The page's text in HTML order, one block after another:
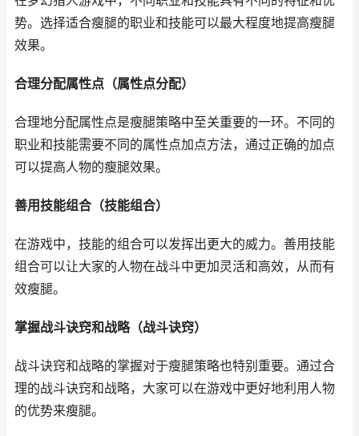
势。选择适合瘦腿的职业和技能可以最大程度地提高瘦腿
效果。
合理分配属性点（属性点分配）
合理地分配属性点是瘦腿策略中至关重要的一环。不同的
职业和技能需要不同的属性点加点方法，通过正确的加点
可以提高人物的瘦腿效果。
善用技能组合（技能组合）
在游戏中，技能的组合可以发挥出更大的威力。善用技能
组合可以让大家的人物在战斗中更加灵活和高效，从而有
效瘦腿。
掌握战斗诀窍和战略（战斗诀窍）
战斗诀窍和战略的掌握对于瘦腿策略也特别重要。通过合
理的战斗诀窍和战略，大家可以在游戏中更好地利用人物
的优势来瘦腿。